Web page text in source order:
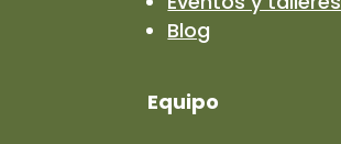
Blog
Equipo